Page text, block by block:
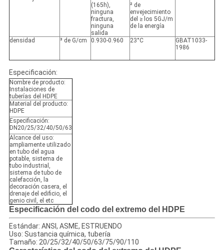
(165h),
ninguna
fractura,
ninguna
salida
² de
envejecimiento
del ≥ los 5GJ/m
de la energía
densidad ³ de G/cm 0.930-0.960 23°C
GBAT1033-
1986
Especificación:
Nombre de producto:
Instalaciones de
tuberías del HDPE
Material del producto:
HDPE
Especificación:
DN20/25/32/40/50/63
Alcance del uso:
ampliamente utilizado
en tubo del agua
potable, sistema de
tubo industrial,
sistema de tubo de
calefacción, la
decoración casera, el
drenaje del edificio, el
genio civil, el etc
Especificación del codo del extremo del HDPE
Estándar: ANSI, ASME, ESTRUENDO
Uso: Sustancia química, tubería
Tamaño: 20/25/32/40/50/63/75/90/110